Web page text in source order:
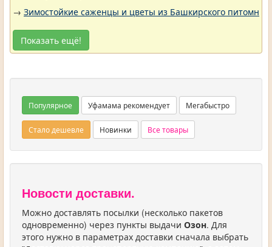
→ Зимостойкие саженцы и цветы из Башкирского
Показать ещё!
Популярное Уфамама рекомендует Мегабыстро
Стало дешевле Новинки Все товары
Новости доставки.
Можно доставлять посылки (несколько пакетов
одновременно) через пункты выдачи Озон. Для
этого нужно в параметрах доставки сначала выбрать